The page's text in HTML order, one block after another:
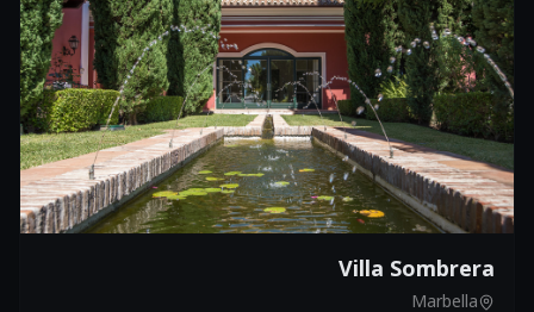
Villa Sombrera
Marbella